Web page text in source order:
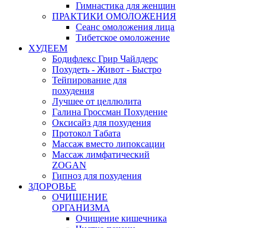
Гимнастика для женщин
ПРАКТИКИ ОМОЛОЖЕНИЯ
Сеанс омоложения лица
Тибетское омоложение
ХУДЕЕМ
Бодифлекс Грир Чайлдерс
Похудеть - Живот - Быстро
Тейпирование для
похудения
Лучшее от целлюлита
Галина Гроссман Похудение
Оксисайз для похудения
Протокол Табата
Массаж вместо липоксации
Массаж лимфатический
ZOGAN
Гипноз для похудения
ЗДОРОВЬЕ
ОЧИЩЕНИЕ
ОРГАНИЗМА
Очищение кишечника